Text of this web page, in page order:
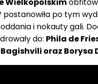
postanowiła po tym
i nokauty gali.
do: Phila de
oraz Borysa